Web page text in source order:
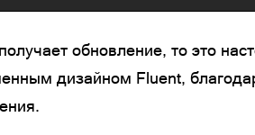
обновление, то это
дизайном Fluent,